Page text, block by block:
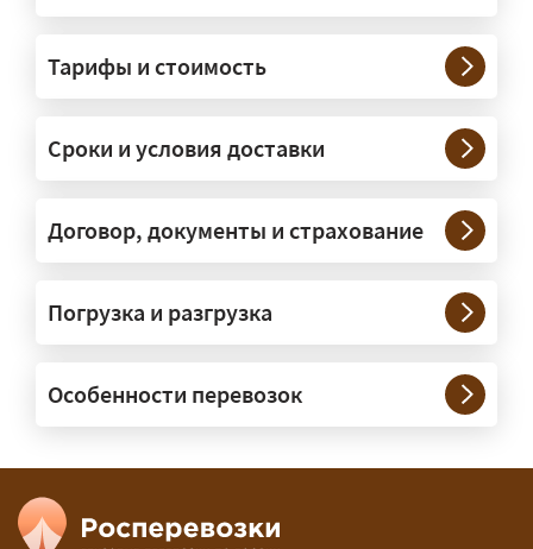
— Штатно — от 100 кг до 20 тонн.
Мелкие партии едут догрузом,
крупные — отдельной машиной.
Тяжеловесы 30–90 т организуем
через проверенных партнёров.
России?
межгородних перевозках по всей
России (от 100 км). Груз едет от
адреса до адреса на одной машине,
Калининград и Крым берём грузы от
Тарифы и стоимость
Сроки и условия доставки
Договор, документы и страхование
Погрузка и разгрузка
Особенности перевозок